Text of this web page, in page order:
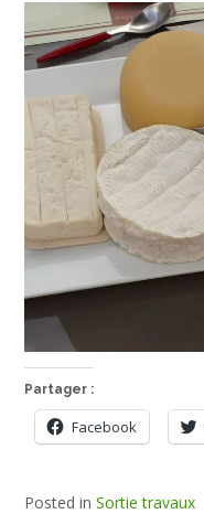
Partager :
Facebook
Posted in Sortie travaux